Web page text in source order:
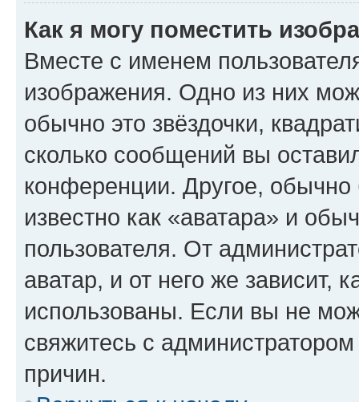
Как я могу поместить
Вместе с именем
изображения. Одно из них
обычно это звёздочки,
сколько сообщений вы
конференции. Другое,
известно как «аватара» и
пользователя. От
аватар, и от него же зависит,
использованы. Если вы не
свяжитесь с
причин.